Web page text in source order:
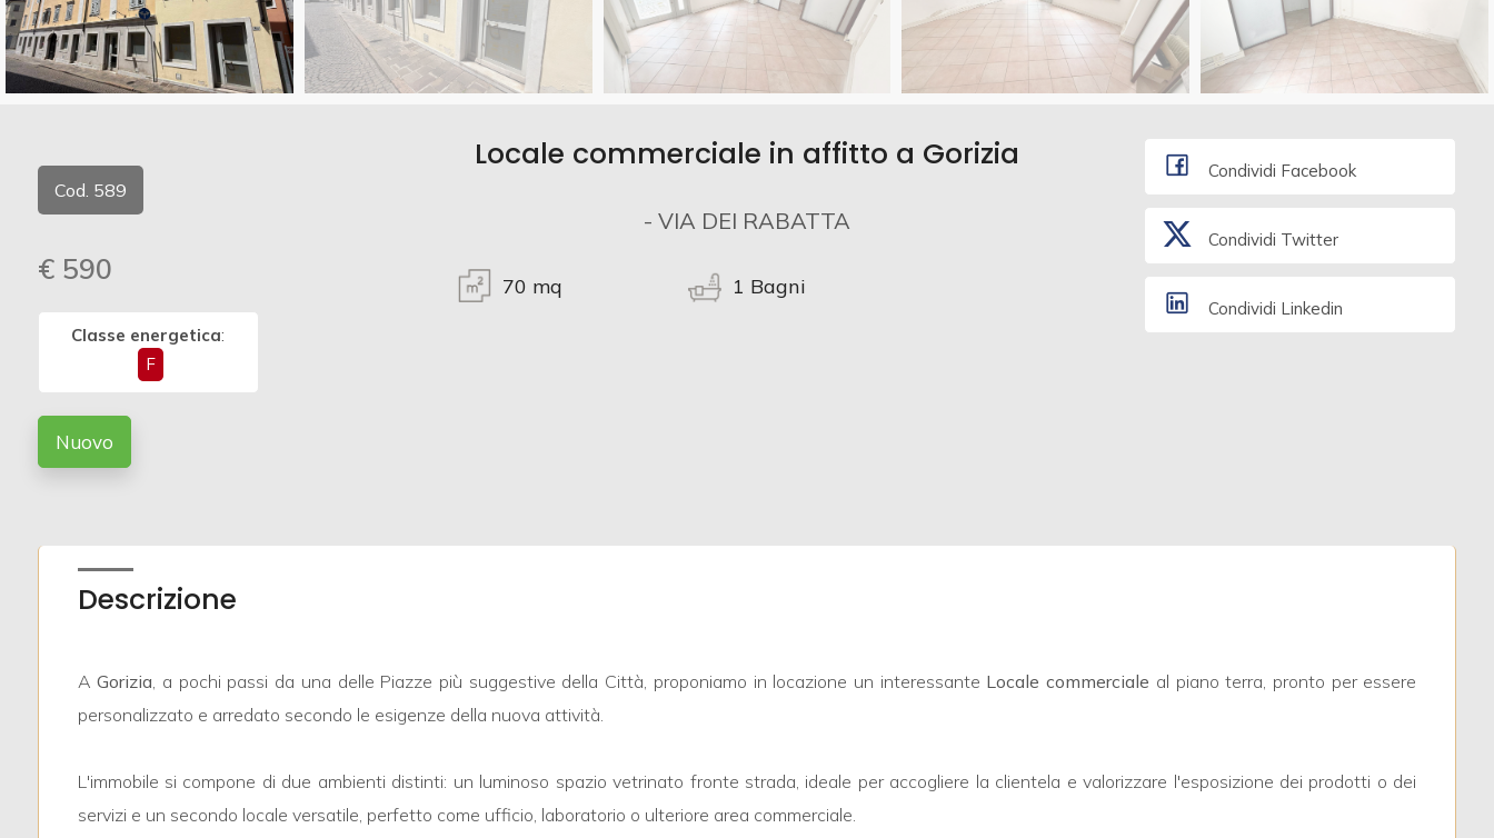
Vedi più foto
Cod. 589
€ 590
Classe energetica:
F
Nuovo
Locale commerciale in affitto a Gorizia
- VIA DEI RABATTA
70 mq 1 Bagni
Condividi Facebook
Condividi Twitter
Condividi Linkedin
Descrizione
AGorizia, a pochi passi da una delle Piazze più suggestive della Città, proponiamo in locazione un interessante Locale commerciale al piano terra, pronto per essere
personalizzato e arredato secondo le esigenze della nuova attività.
L'immobile si compone di due ambienti distinti: un luminoso spazio vetrinato fronte strada, ideale per accogliere la clientela e valorizzare l'esposizione dei prodotti o dei
servizi e un secondo locale versatile, perfetto come ufficio, laboratorio o ulteriore area commerciale.
Commerciali
Terreni
Prezzo
Locali
Qualsiasi